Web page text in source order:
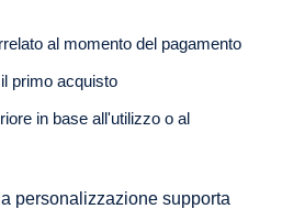
al momento del pagamento
primo acquisto
in base all'utilizzo o al
personalizzazione supporta